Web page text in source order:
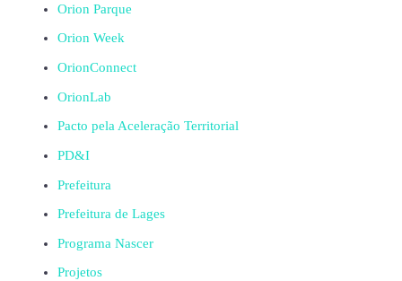
Orion Parque
Orion Week
OrionConnect
OrionLab
Pacto pela Aceleração Territorial
PD&I
Prefeitura
Prefeitura de Lages
Programa Nascer
Projetos